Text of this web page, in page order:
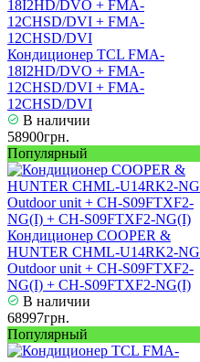
Кондиционер TCL FMA-
18I2HD/DVO + FMA-
12CHSD/DVI + FMA-
12CHSD/DVI
В наличии
58900грн.
Популярный
Кондиционер COOPER &
HUNTER CHML-U14RK2-NG
Outdoor unit + CH-S09FTXF2-
NG(I) + CH-S09FTXF2-NG(I)
В наличии
68997грн.
Популярный